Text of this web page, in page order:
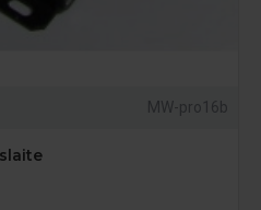
MW-pro16b